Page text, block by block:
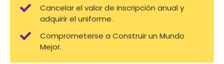
Cancelar el valor de inscripción anual y
adquirir el uniforme.
Comprometerse a Construir un Mundo
Mejor.